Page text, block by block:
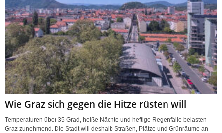
Wie Graz sich gegen die Hitze rüsten will
Temperaturen über 35 Grad, heiße Nächte und heftige Regenfälle belasten
Graz zunehmend. Die Stadt will deshalb Straßen, Plätze und Grünräume an